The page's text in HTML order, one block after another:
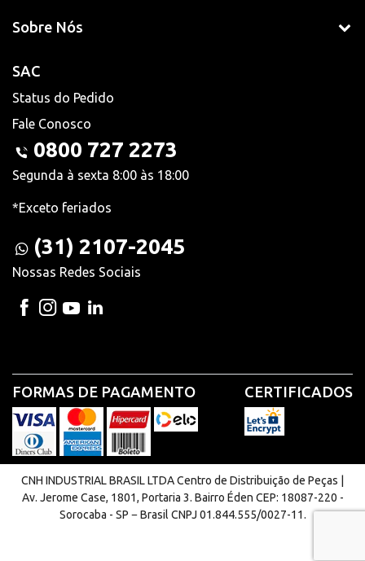
Sobre Nós
SAC
Status do Pedido
Fale Conosco
0800 727 2273
Segunda à sexta 8:00 às 18:00
*Exceto feriados
(31) 2107-2045
Nossas Redes Sociais
FORMAS DE PAGAMENTO CERTIFICADOS
CNH INDUSTRIAL BRASIL LTDA Centro de Distribuição de Peças |
Av. Jerome Case, 1801, Portaria 3. Bairro Éden CEP: 18087-220 -
Sorocaba - SP − Brasil CNPJ 01.844.555/0027-11.